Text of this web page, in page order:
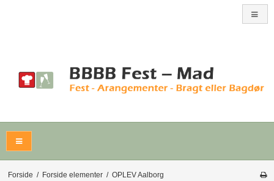
Forside / Forside elementer / OPLEV Aalborg